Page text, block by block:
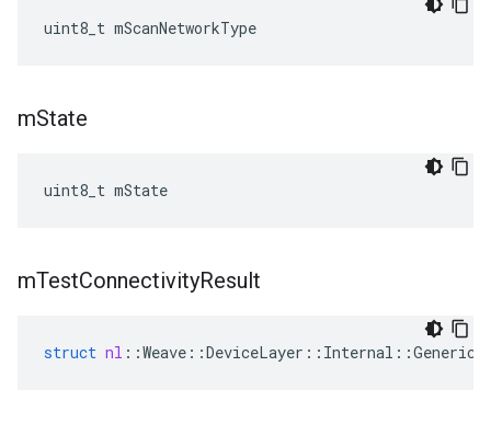
uint8_t mScanNetworkType
mState
uint8_t mState
mTestConnectivityResult
struct nl ::Weave ::DeviceLayer :: Internal ::